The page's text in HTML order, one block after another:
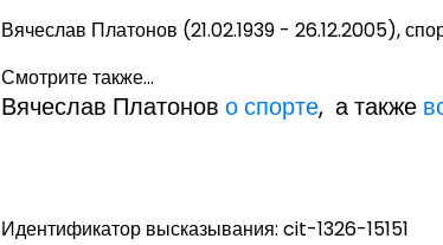
Вячеслав Платонов (21.02.1939 - 26.12.2005),
Смотрите также...
Вячеслав Платоново спорте, а также
Идентификатор высказывания: cit-1326-15151